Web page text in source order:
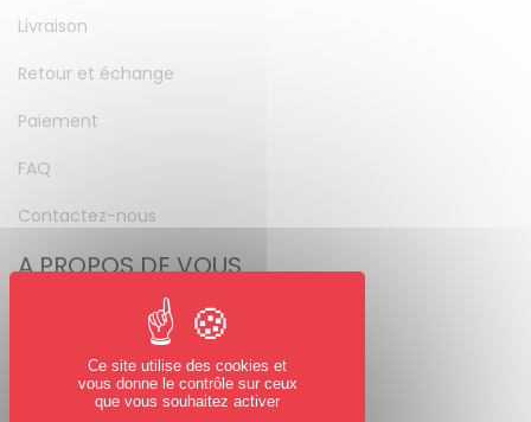
Livraison
Retour et échange
Paiement
FAQ
Contactez-nous
A PROPOS DE VOUS
Mot de passe perdu
NOUS SUIVRE
Ce site utilise des cookies et
vous donne le contrôle sur ceux
que vous souhaitez activer